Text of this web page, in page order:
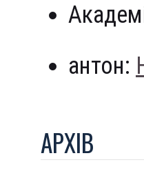
антон:
АРХIВ